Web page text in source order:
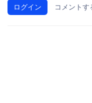
ログイン コメントす